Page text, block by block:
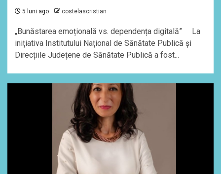
5 luni ago costelascristian
„Bunăstarea emoțională vs. dependența digitală” La
inițiativa Institutului Național de Sănătate Publică și
Direcțiile Județene de Sănătate Publică a fost...